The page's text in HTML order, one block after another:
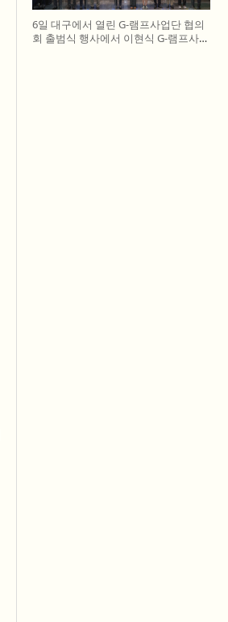
6일 대구에서 열린 G-램프사업단 협의
회 출범식 행사에서 이현식 G-램프사업